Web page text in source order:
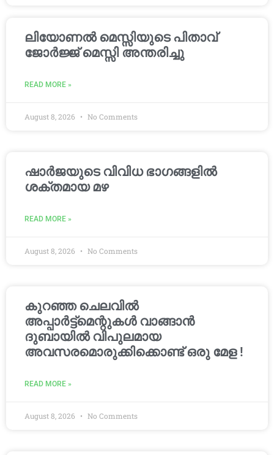
ലിയോണൽ മെസ്സിയുടെ പിതാവ്
ജോർജ്ജ് മെസ്സി അന്തരിച്ചു
READ MORE »
August 8, 2026 No Comments
ഷാർജയുടെ വിവിധ ഭാഗങ്ങളിൽ
ശക്തമായ മഴ
READ MORE »
August 8, 2026 No Comments
കുറഞ്ഞ ചെലവിൽ
അപ്പാർട്ട്മെന്റുകൾ വാങ്ങാൻ
ദുബായിൽ വിപുലമായ
അവസരമൊരുക്കിക്കൊണ്ട് ഒരു മേള !
READ MORE »
August 8, 2026 No Comments